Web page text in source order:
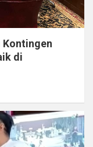
Kontingen
di